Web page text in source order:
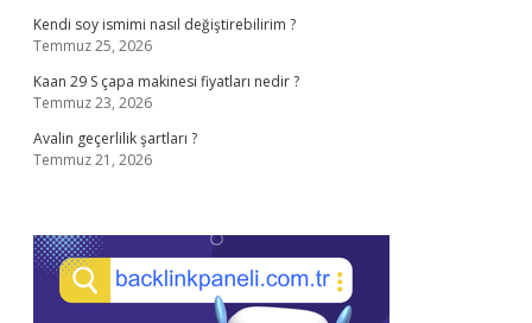
Kendi soy ismimi nasıl değiştirebilirim ?
Temmuz 25, 2026
Kaan 29 S çapa makinesi fiyatları nedir ?
Temmuz 23, 2026
Avalin geçerlilik şartları ?
Temmuz 21, 2026